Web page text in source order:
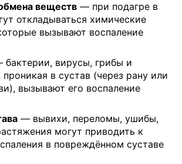
веществ — при подагре в
откладываться химические
вызывают воспаление
бактерии, вирусы, грибы и
в сустав (через рану или
вызывают его воспаление
— вывихи, переломы, ушибы,
могут приводить к
в повреждённом суставе